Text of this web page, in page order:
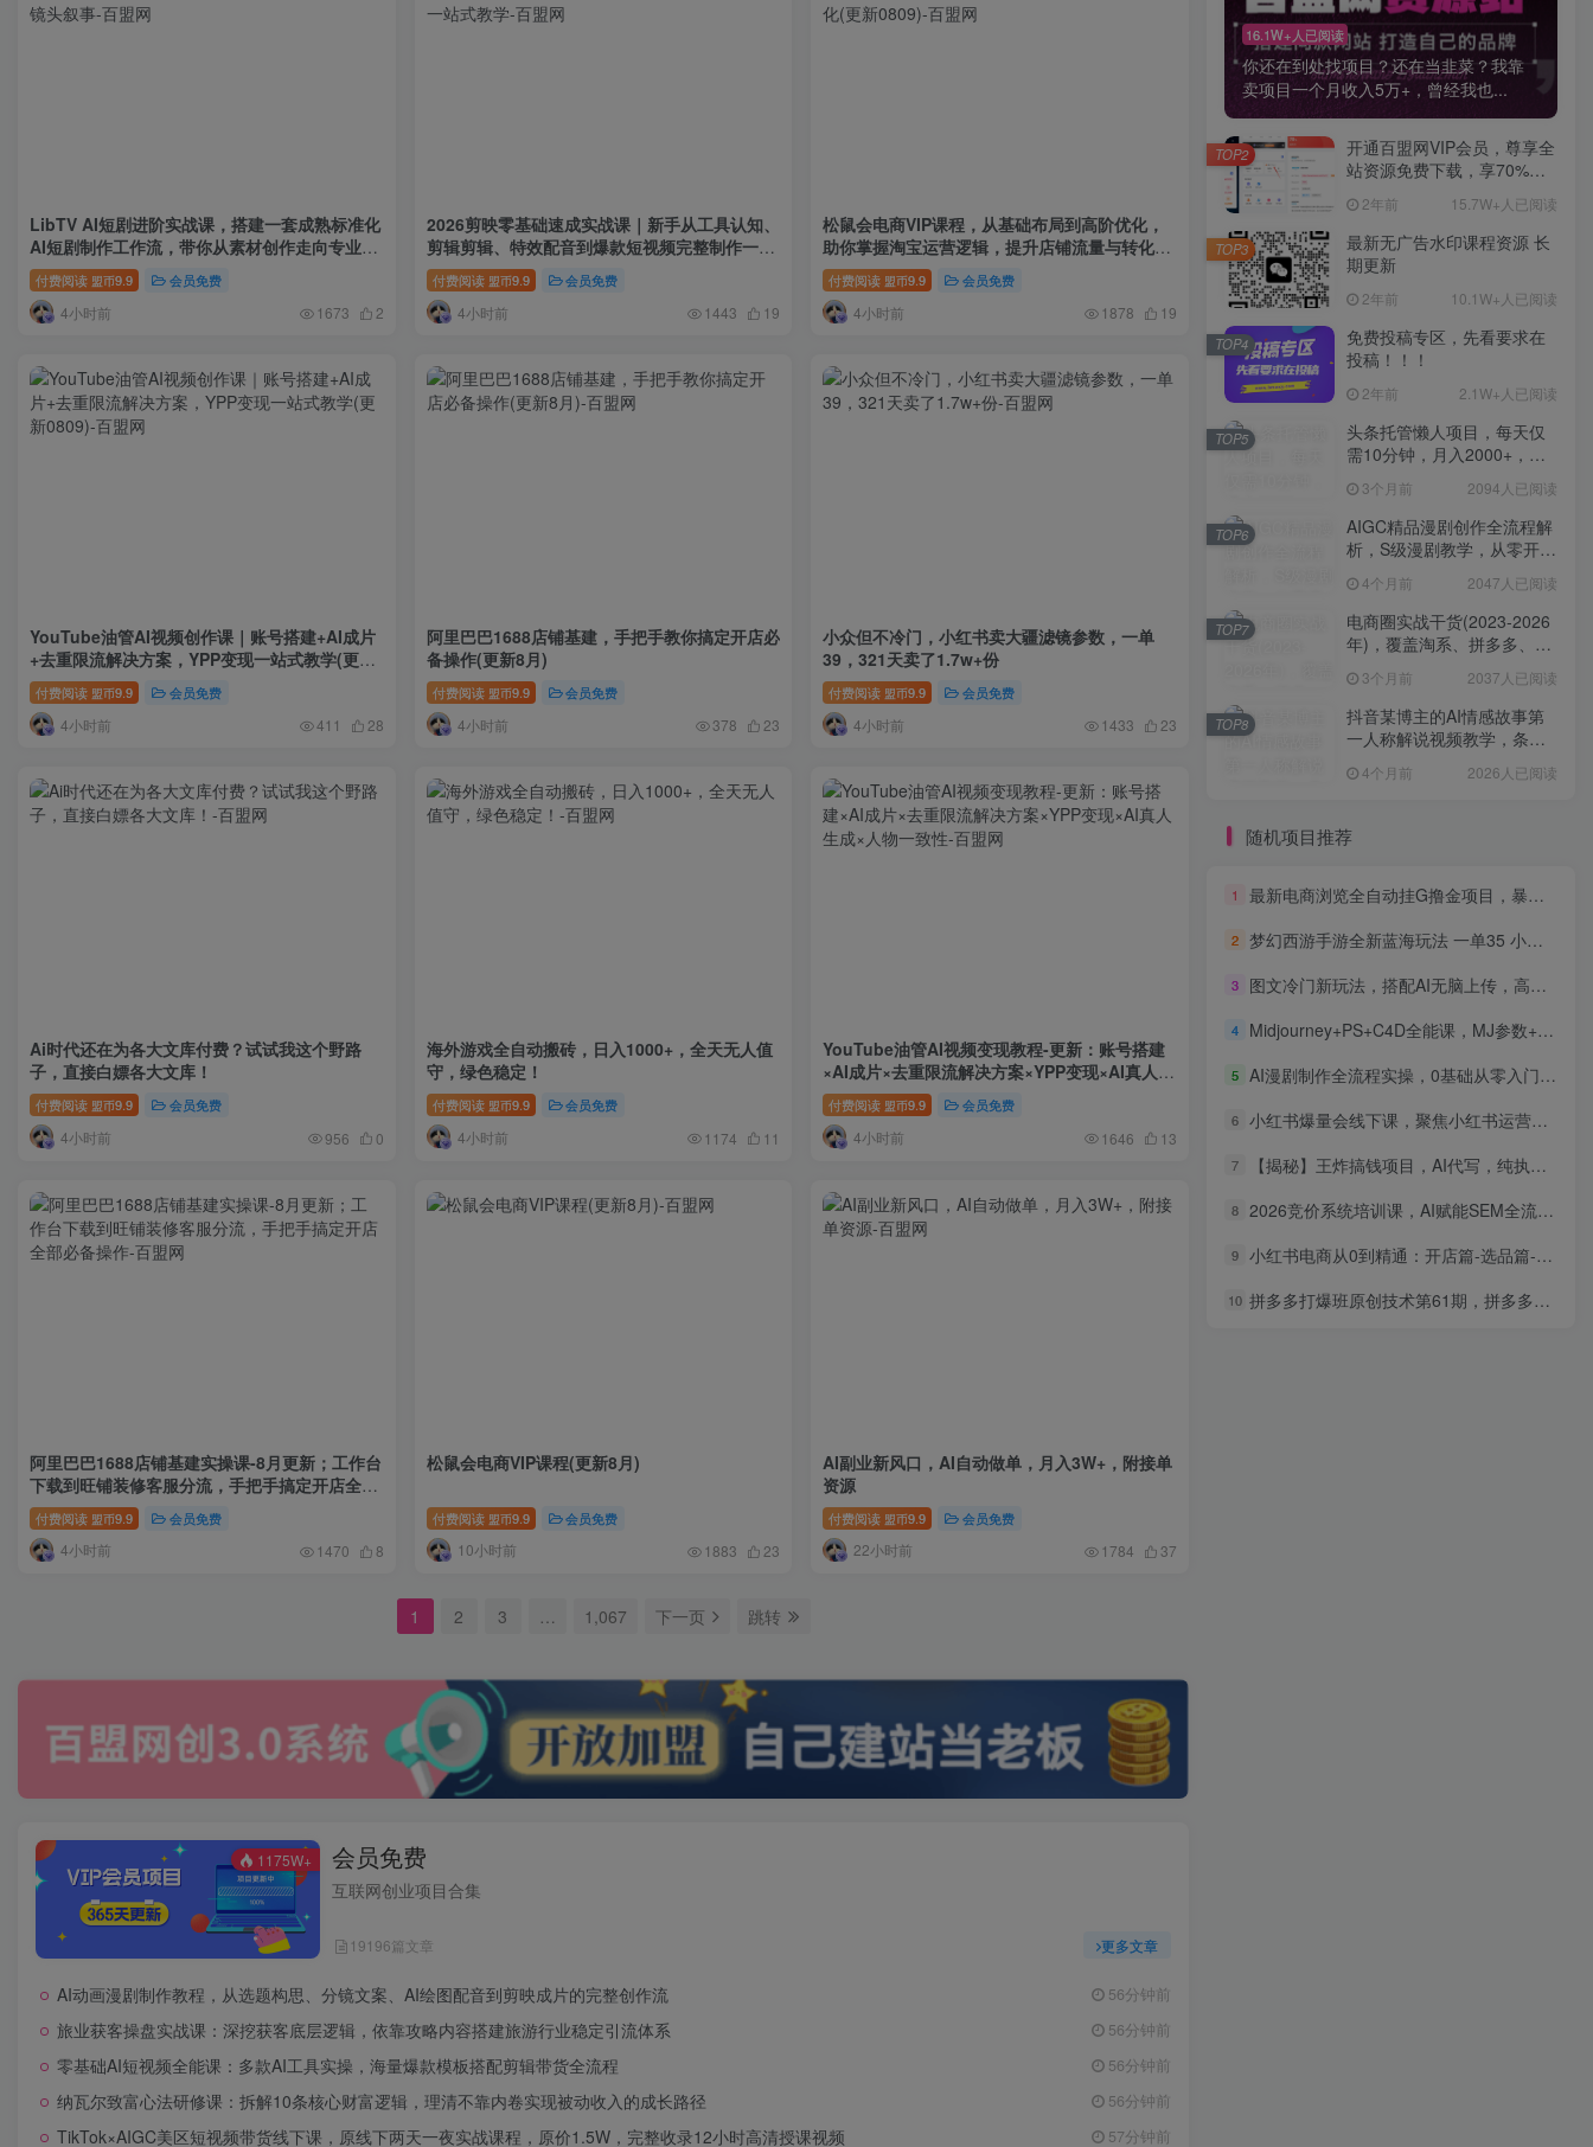
LibTV AI短剧进阶实战课，搭建一套成熟标准化
AI短剧制作工作流，带你从素材创作走向专业镜
头叙事
付费阅读 盟币9.9 会员免费
4小时前 1673 2
2026剪映零基础速成实战课｜新手从工具认知、
剪辑剪辑、特效配音到爆款短视频完整制作一站
式教学
付费阅读 盟币9.9 会员免费
4小时前 1443 19
松鼠会电商VIP课程，从基础布局到高阶优化，
助你掌握淘宝运营逻辑，提升店铺流量与转化
(更新0809)
付费阅读 盟币9.9 会员免费
4小时前 1878 19
YouTube油管AI视频创作课｜账号搭建+AI成片
+去重限流解决方案，YPP变现一站式教学(更新
0809)
付费阅读 盟币9.9 会员免费
4小时前 411 28
阿里巴巴1688店铺基建，手把手教你搞定开店必
备操作(更新8月)
付费阅读 盟币9.9 会员免费
4小时前 378 23
小众但不冷门，小红书卖大疆滤镜参数，一单
39，321天卖了1.7w+份
付费阅读 盟币9.9 会员免费
4小时前 1433 23
Ai时代还在为各大文库付费？试试我这个野路
子，直接白嫖各大文库！
付费阅读 盟币9.9 会员免费
4小时前 956 0
海外游戏全自动搬砖，日入1000+，全天无人值
守，绿色稳定！
付费阅读 盟币9.9 会员免费
4小时前 1174 11
YouTube油管AI视频变现教程-更新：账号搭建
×AI成片×去重限流解决方案×YPP变现×AI真人生
成×人物一致性
付费阅读 盟币9.9 会员免费
4小时前 1646 13
阿里巴巴1688店铺基建实操课-8月更新；工作台
下载到旺铺装修客服分流，手把手搞定开店全部
必备操作
付费阅读 盟币9.9 会员免费
4小时前 1470 8
松鼠会电商VIP课程(更新8月)
付费阅读 盟币9.9 会员免费
10小时前 1883 23
AI副业新风口，AI自动做单，月入3W+，附接单
资源
付费阅读 盟币9.9 会员免费
22小时前 1784 37
1 2 3 … 1,067 下一页 跳转
1175W+ 会员免费
互联网创业项目合集
19196篇文章 更多文章
AI动画漫剧制作教程，从选题构思、分镜文案、AI绘图配音到剪映成片的完整创作流 56分钟前
旅业获客操盘实战课：深挖获客底层逻辑，依靠攻略内容搭建旅游行业稳定引流体系 56分钟前
零基础AI短视频全能课：多款AI工具实操，海量爆款模板搭配剪辑带货全流程 56分钟前
纳瓦尔致富心法研修课：拆解10条核心财富逻辑，理清不靠内卷实现被动收入的成长路径 56分钟前
TikTok×AIGC美区短视频带货线下课，原线下两天一夜实战课程，原价1.5W，完整收录12小时高清授课视频 57分钟前
16.1W+人已阅读
你还在到处找项目？还在当韭菜？我靠
卖项目一个月收入5万+，曾经我也...
开通百盟网VIP会员，尊享全
站资源免费下载，享70%的
惠】2年前 15.7W+人已阅读
TOP2
最新无广告水印课程资源 长
期更新
2年前 10.1W+人已阅读
TOP3
免费投稿专区，先看要求在
投稿！！！
2年前 2.1W+人已阅读
TOP4
头条托管懒人项目，每天仅
需10分钟，月入2000+，纯
【揭秘】
3个月前 2094人已阅读
TOP5
AIGC精品漫剧创作全流程解
析，S级漫剧教学，从零开始
4个月前 2047人已阅读
TOP6
电商圈实战干货(2023-2026
年)，覆盖淘系、拼多多、抖
电商人避开坑、提效率、稳
盈利(更新4月)
3个月前 2037人已阅读
TOP7
抖音某博主的AI情感故事第
一人称解说视频教学，条条
4个月前 2026人已阅读
TOP8
随机项目推荐
1 最新电商浏览全自动挂G撸金项目，暴力撸金玩法，单机日收益2张+，多号多撸【揭秘】
2 梦幻西游手游全新蓝海玩法 一单35 小白一部手机无脑操作 日入3000+轻轻松松
3 图文冷门新玩法，搭配AI无脑上传，高效月入5000+
4 Midjourney+PS+C4D全能课，MJ参数+3D建模+产品KV海报全流程教学
5 AI漫剧制作全流程实操，0基础从零入门，完整手把手教学，从起号、制作到变现一站式学会(更新)
6 小红书爆量会线下课，聚焦小红书运营全流程，从0到1爆店实操方案
7 【揭秘】王炸搞钱项目，AI代写，纯执行力的项目，日入200-500+，灵活接单，多劳多得，稳定长期持久项目
8 2026竞价系统培训课，AI赋能SEM全流程教学，OCPC控本提效，兼顾团队管理与副业变现
9 小红书电商从0到精通：开店篇-选品篇-笔记篇-剪辑篇-赛道篇 快速做出爆款
10 拼多多打爆班原创技术第61期，拼多多爆打一阶段，自动化起量全玩法・软件批量操作・投产优化・大促矩阵实战课